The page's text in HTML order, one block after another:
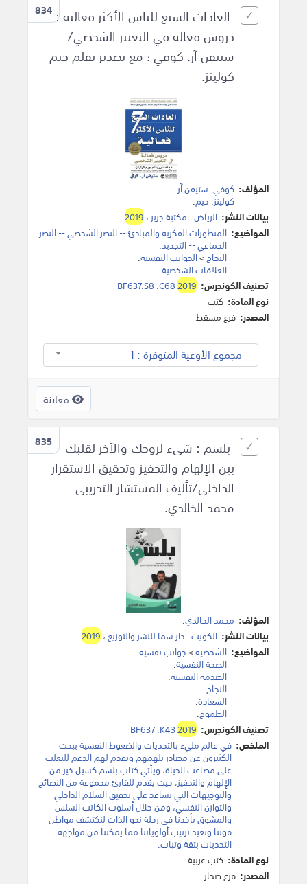
834العادات السبع للناس الأكثر فعالية :
دروس فعالة في التغيير الشخصي/
ستيفن آر. كوفي ؛ مع تصدير بقلم جيم
كولينز.
المؤلف: كوفي. ستيفن آر.
كولينز. جيم.
بيانات النشر: الرياض: مكتبة جرير ،2019
.
المواضيع: المنظورات الفكرية والمبادئ -- النصر الشخصي -- النصر
الجماعي -- التجديد.
النجاح>الجوانب النفسية.
العلاقات الشخصية.
تصنيف الكونجرس:
BF637.S8 .C682019
نوع المادة: كتب
المصدر: فرع مسقط
مجموع الأوعية المتوفرة : 1
معاينة
835
بلسم : شيء لروحك والآخر لقلبك
بين الإلهام والتحفيز وتحقيق الاستقرار
الداخلي/تأليف المستشار التدريبي
محمد الخالدي.
المؤلف: محمد الخالدي.
بيانات النشر: الكويت:دار سما للنشر والتوزيع،2019
.
المواضيع: الشخصية>جوانب نفسية.
الصحة النفسية.
الصدمة النفسية.
النجاح.
السعادة.
الطموح.
تصنيف الكونجرس:
BF637 .K432019
الملخص: في عالم مليء بالتحديات والضغوط النفسية يبحث
الكثيرون عن مصادر تلهمهم وتقدم لهم الدعم للتغلب
على مصاعب الحياة، ويأتي كتاب بلسم كسيل خير من
الإلهام والتحفيز، حيث يقدم للقارئ مجموعة من النصائح
والتوجيهات التي تساعد على تحقيق السلام الداخلي
والتوازن النفسي، ومن خلال أسلوب الكاتب السلس
والمشوق يأخدنا في رحلة نحو الذات لنكتشف مواطن
قوتنا ونعيد ترتيب أولوياتنا مما يمكننا من مواجهة
التحديات بثقة وثبات.
نوع المادة: كتب عربية
المصدر: فرع صحار